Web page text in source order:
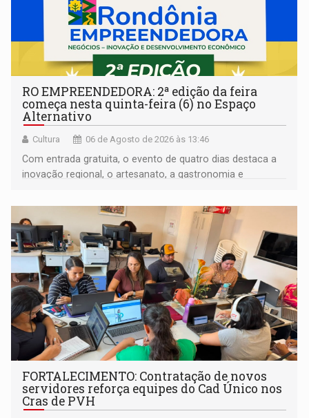
RO EMPREENDEDORA: 2ª edição da feira
começa nesta quinta-feira (6) no Espaço
Alternativo
Cultura 06 de Agosto de 2026 às 13:46
Com entrada gratuita, o evento de quatro dias destaca a
inovação regional, o artesanato, a gastronomia e
FORTALECIMENTO: Contratação de novos
servidores reforça equipes do Cad Único nos
Cras de PVH